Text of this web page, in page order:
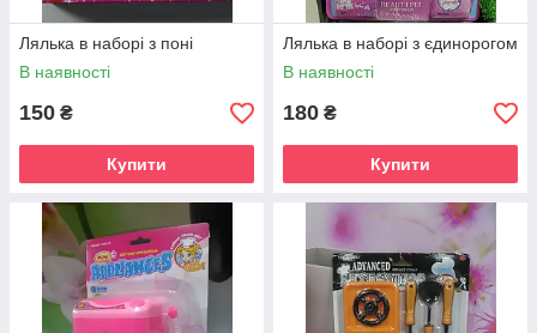
Лялька в наборі з поні
В наявності
150 ₴
Купити
Лялька в наборі з єдинорогом
В наявності
180 ₴
Купити